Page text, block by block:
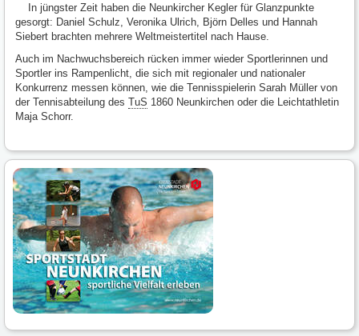
In jüngster Zeit haben die Neunkircher Kegler für Glanzpunkte
gesorgt: Daniel Schulz, Veronika Ulrich, Björn Delles und Hannah
Siebert brachten mehrere Weltmeistertitel nach Hause.
Auch im Nachwuchsbereich rücken immer wieder Sportlerinnen und
Sportler ins Rampenlicht, die sich mit regionaler und nationaler
Konkurrenz messen können, wie die Tennisspielerin Sarah Müller von
der Tennisabteilung des TuS 1860 Neunkirchen oder die Leichtathletin
Maja Schorr.